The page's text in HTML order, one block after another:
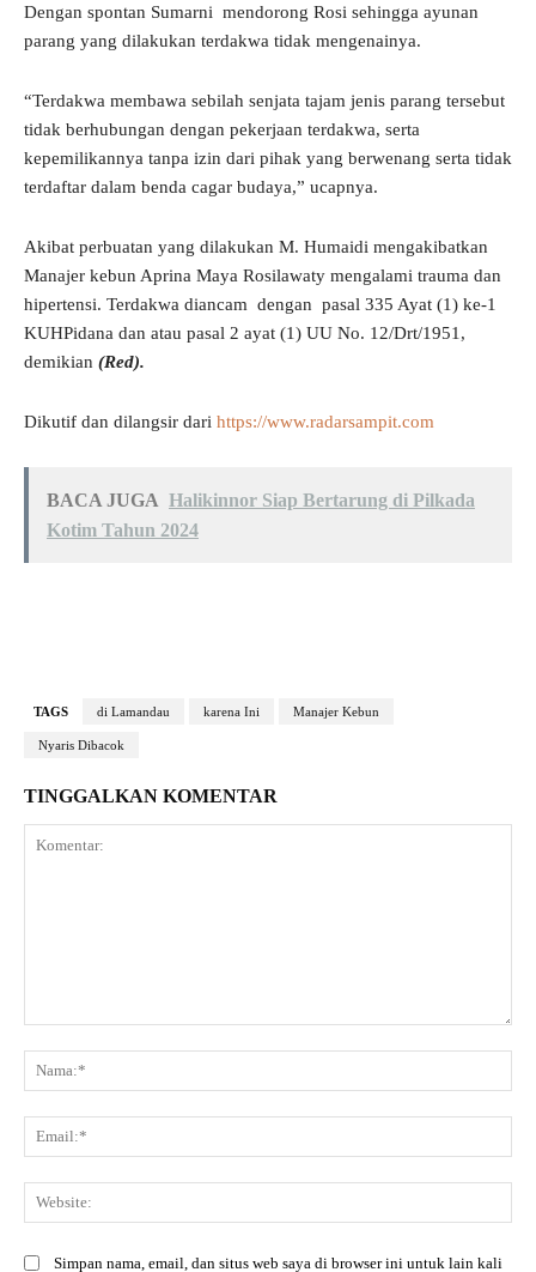
Dengan spontan Sumarni mendorong Rosi sehingga ayunan
parang yang dilakukan terdakwa tidak mengenainya.
“Terdakwa membawa sebilah senjata tajam jenis parang tersebut
tidak berhubungan dengan pekerjaan terdakwa, serta
kepemilikannya tanpa izin dari pihak yang berwenang serta tidak
terdaftar dalam benda cagar budaya,” ucapnya.
Akibat perbuatan yang dilakukan M. Humaidi mengakibatkan
Manajer kebun Aprina Maya Rosilawaty mengalami trauma dan
hipertensi. Terdakwa diancam dengan pasal 335 Ayat (1) ke-1
KUHPidana dan atau pasal 2 ayat (1) UU No. 12/Drt/1951,
demikian (Red).
Dikutif dan dilangsir dari https://www.radarsampit.com
BACA JUGA Halikinnor Siap Bertarung di Pilkada
Kotim Tahun 2024
TAGS di Lamandau karena Ini Manajer Kebun
Nyaris Dibacok
TINGGALKAN KOMENTAR
Simpan nama, email, dan situs web saya di browser ini untuk lain kali